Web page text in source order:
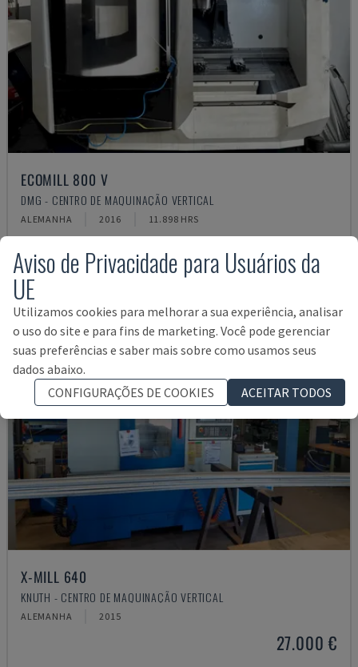
ECOMILL 800 V
DMG - CENTRO DE MAQUINAÇÃO VERTICAL
ALEMANHA 2016 11.898 HRS
X-MILL 640
KNUTH - CENTRO DE MAQUINAÇÃO VERTICAL
ALEMANHA 2015
27.000 €
Aviso de Privacidade para Usuários da
UE
Utilizamos cookies para melhorar a sua experiência, analisar
o uso do site e para fins de marketing. Você pode gerenciar
suas preferências e saber mais sobre como usamos seus
dados abaixo.
CONFIGURAÇÕES DE COOKIES
ACEITAR TODOS